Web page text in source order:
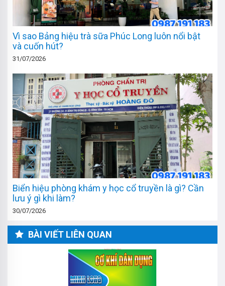
Vì sao Bảng hiệu trà sữa Phúc Long luôn nổi bật
và cuốn hút?
31/07/2026
Biển hiệu phòng khám y học cổ truyền là gì? Cần
lưu ý gì khi làm?
30/07/2026
BÀI VIẾT LIÊN QUAN